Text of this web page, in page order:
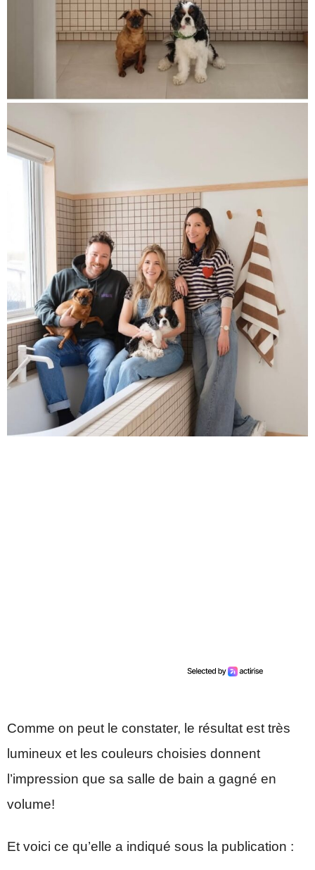
Comme on peut le constater, le résultat est très
lumineux et les couleurs choisies donnent
l’impression que sa salle de bain a gagné en
volume!
Et voici ce qu’elle a indiqué sous la publication :